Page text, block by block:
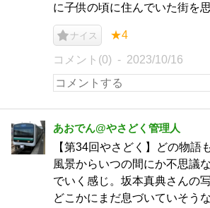
に子供の頃に住んでいた街を思
ナイス ★4
コメント(0) 2023/10/16
あおでん@やさどく管理人
【第34回やさどく】どの物語
風景からいつの間にか不思議
でいく感じ。坂本真典さんの
どこかにまだ息づいていそう